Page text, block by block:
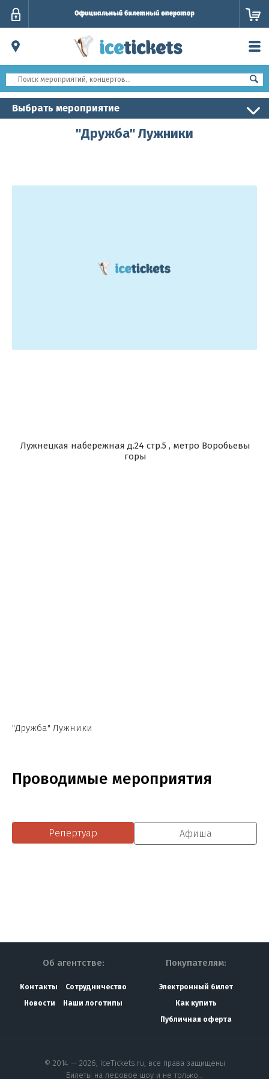
Выбрать мероприятие
"Дружба" Лужники
Лужнецкая набережная д.24 стр.5 , метро Воробьевы
горы
"Дружба" Лужники
Проводимые мероприятия
Репертуар Афиша
Об агентстве:
Контакты
Сотрудничество
Новости
Наши логотипы
Покупателям:
Электронный билет
Как купить
Публичная оферта
© 2014 — 2026, IceTickets.ru, все права защищены
Билеты на ледовое шоу и не только…